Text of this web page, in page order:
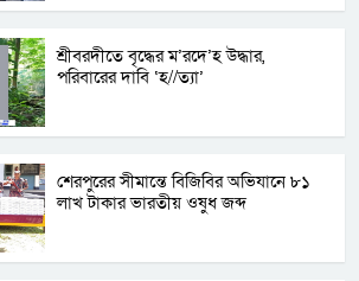
শ্রীবরদীতে বৃদ্ধের ম’রদে’হ উদ্ধার,
পরিবারের দাবি ‘হ//ত্যা’
শেরপুরের সীমান্তে বিজিবির অভিযানে ৮১
লাখ টাকার ভারতীয় ওষুধ জব্দ